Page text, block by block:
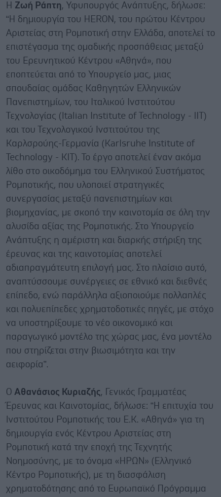
Η Ζωή Ράπτη, Υφυπουργός Ανάπτυξης, δήλωσε:
“Η δημιουργία του HERON, του πρώτου Κέντρου
Αριστείας στη Ρομποτική στην Ελλάδα, αποτελεί το
επιστέγασμα της ομαδικής προσπάθειας μεταξύ
του Ερευνητικού Κέντρου «Αθηνά», που
εποπτεύεται από το Υπουργείο μας, μιας
σπουδαίας ομάδας Καθηγητών Ελληνικών
Πανεπιστημίων, του Ιταλικού Ινστιτούτου
Τεχνολογίας (Italian Institute of Technology - IIT)
και του Τεχνολογικού Ινστιτούτου της
Καρλσρούης-Γερμανία (Karlsruhe Institute of
Technology - KIT). Το έργο αποτελεί έναν ακόμα
λίθο στο οικοδόμημα του Ελληνικού Συστήματος
Ρομποτικής, που υλοποιεί στρατηγικές
συνεργασίας μεταξύ πανεπιστημίων και
βιομηχανίας, με σκοπό την καινοτομία σε όλη την
αλυσίδα αξίας της Ρομποτικής. Στο Υπουργείο
Ανάπτυξης η αμέριστη και διαρκής στήριξη της
έρευνας και της καινοτομίας αποτελεί
αδιαπραγμάτευτη επιλογή μας. Στο πλαίσιο αυτό,
αναπτύσσουμε συνέργειες σε εθνικό και διεθνές
επίπεδο, ενώ παράλληλα αξιοποιούμε πολλαπλές
και πολυεπίπεδες χρηματοδοτικές πηγές, με στόχο
να υποστηρίξουμε το νέο οικονομικό και
παραγωγικό μοντέλο της χώρας μας, ένα μοντέλο
που στηρίζεται στην βιωσιμότητα και την
αειφορία”.
Ο Αθανάσιος Κυριαζής, Γενικός Γραμματέας
Έρευνας και Καινοτομίας, δήλωσε: “Η επιτυχία του
Ινστιτούτου Ρομποτικής του Ε.Κ. «Αθηνά» για τη
δημιουργία ενός Κέντρου Αριστείας στη
Ρομποτική κατά την εποχή της Τεχνητής
Νοημοσύνης, με το όνομα «ΗΡΩΝ» (Ελληνικό
Κέντρο Ρομποτικής), με τη διασφάλιση
χρηματοδότησης από το Ευρωπαϊκό Πρόγραμμα